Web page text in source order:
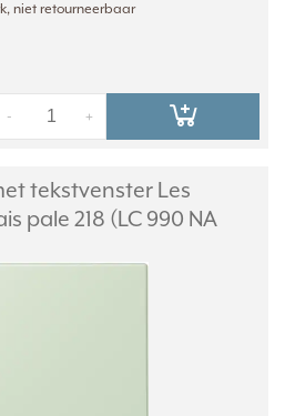
niet retourneerbaar
+
-
tekstvenster Les
pale 218 (LC 990 NA